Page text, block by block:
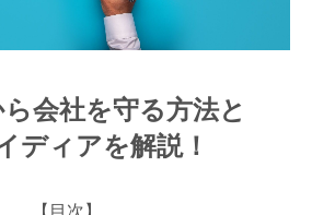
会社を守る方法と
ディアを解説！
【目次】